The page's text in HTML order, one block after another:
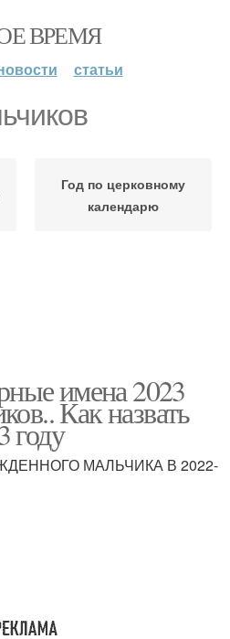
ВРЕМЯ
статьи
Год по церковному
календарю
имена 2023
Как назвать
году
МАЛЬЧИКА В 2022-